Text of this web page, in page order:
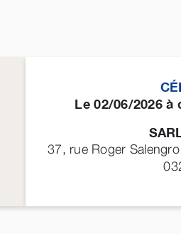
Le 02/06/2026
37, rue Roger